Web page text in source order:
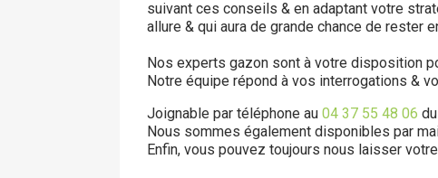
suivant ces conseils & en adaptant votre
allure & qui aura de grande chance de rester
Nos experts gazon sont à votre disposition
Notre équipe répond à vos interrogations &
Joignable par téléphone au 04 37 55 48 06
Nous sommes également disponibles par
Enfin, vous pouvez toujours nous laisser